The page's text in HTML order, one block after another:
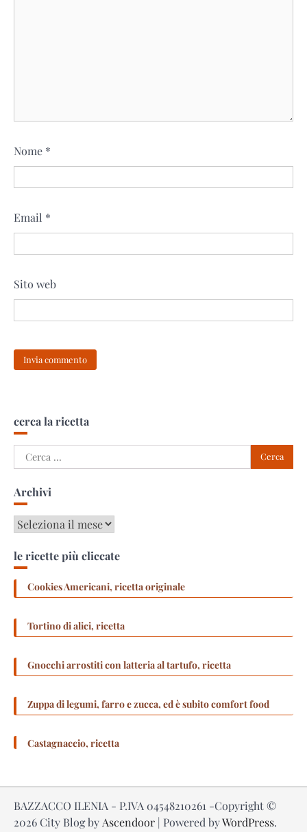
Nome *
Email *
Sito web
cerca la ricetta
Ricerca
per:
Archivi
Archivi
le ricette più cliccate
Cookies Americani, ricetta originale
Tortino di alici, ricetta
Gnocchi arrostiti con latteria al tartufo, ricetta
Zuppa di legumi, farro e zucca, ed è subito comfort food
Castagnaccio, ricetta
BAZZACCO ILENIA - P.IVA 04548210261 -Copyright ©
2026City Blog by Ascendoor | Powered byWordPress.